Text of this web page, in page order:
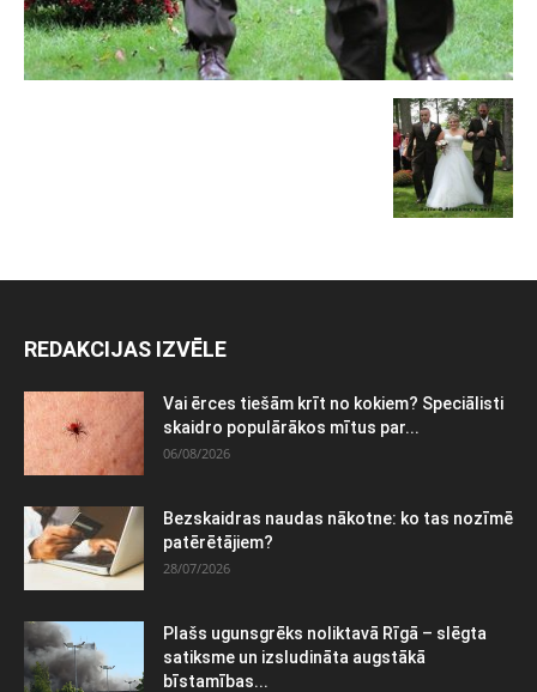
REDAKCIJAS IZVĒLE
Vai ērces tiešām krīt no kokiem? Speciālisti
skaidro populārākos mītus par...
06/08/2026
Bezskaidras naudas nākotne: ko tas nozīmē
patērētājiem?
28/07/2026
Plašs ugunsgrēks noliktavā Rīgā – slēgta
satiksme un izsludināta augstākā
bīstamības...